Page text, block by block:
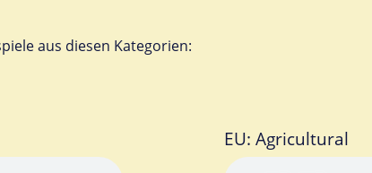
aus diesen Kategorien:
EU: Agricultural